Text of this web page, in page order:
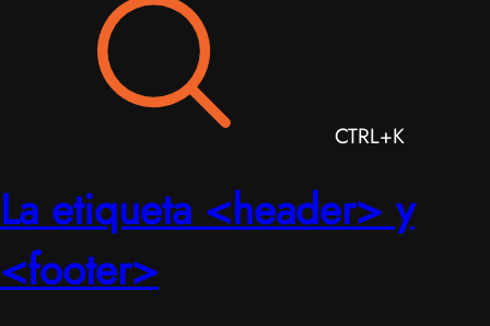
CTRL+K
La etiqueta <header> y
<footer>